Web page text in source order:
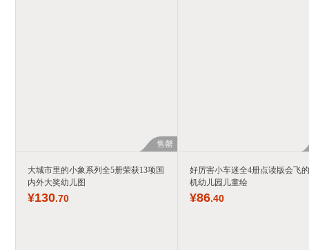
售罄
大城市里的小象系列全5册荣获13项国
内外大奖幼儿图
¥130.70
好厉害小车迷全4册点读版会飞
机幼儿园儿童绘
¥86.40